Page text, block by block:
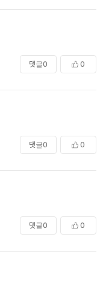
댓글0 0
댓글0 0
댓글0 0